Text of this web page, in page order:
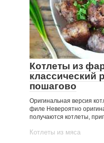
Котлеты из
классический
пошагово
Оригинальная версия
филе Невероятно
получаются котлеты,
Котлеты из мяса